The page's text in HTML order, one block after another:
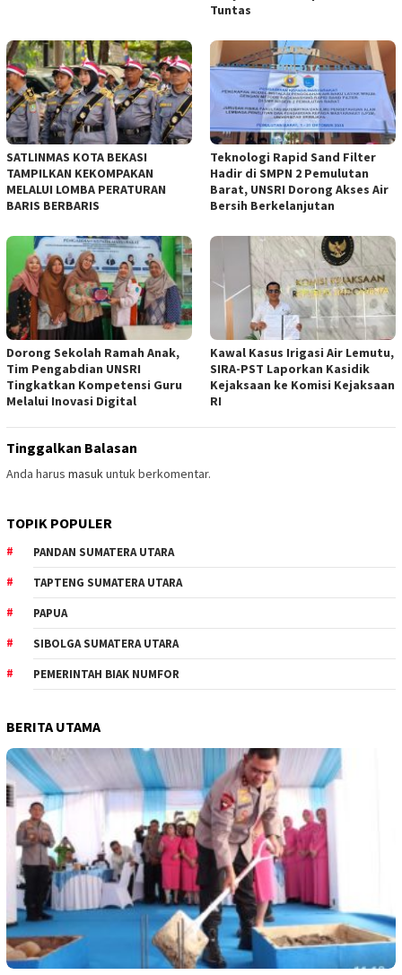
Tuntas
SATLINMAS KOTA BEKASI
TAMPILKAN KEKOMPAKAN
MELALUI LOMBA PERATURAN
BARIS BERBARIS
Teknologi Rapid Sand Filter
Hadir di SMPN 2 Pemulutan
Barat, UNSRI Dorong Akses Air
Bersih Berkelanjutan
Dorong Sekolah Ramah Anak,
Tim Pengabdian UNSRI
Tingkatkan Kompetensi Guru
Melalui Inovasi Digital
Kawal Kasus Irigasi Air Lemutu,
SIRA-PST Laporkan Kasidik
Kejaksaan ke Komisi Kejaksaan
RI
Tinggalkan Balasan
Anda harus masukuntuk berkomentar.
TOPIK POPULER
PANDAN SUMATERA UTARA
TAPTENG SUMATERA UTARA
PAPUA
SIBOLGA SUMATERA UTARA
PEMERINTAH BIAK NUMFOR
BERITA UTAMA